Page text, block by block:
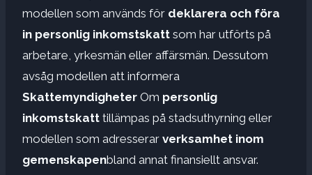
modellen som används för deklarera och föra
in personlig inkomstskatt som har utförts på
arbetare, yrkesmän eller affärsmän. Dessutom
avsåg modellen att informera
Skattemyndigheter Om personlig
inkomstskatt tillämpas på stadsuthyrning eller
modellen som adresserar verksamhet inom
gemenskapenbland annat finansiellt ansvar.